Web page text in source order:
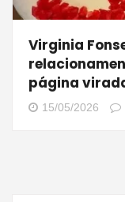
Virginia
página
15/05/2026